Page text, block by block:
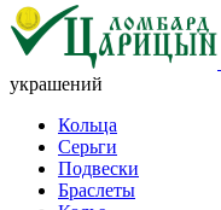
украшений
Кольца
Серьги
Подвески
Браслеты